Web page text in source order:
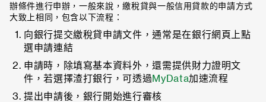
辦條件進行申辦，一般來說，繳稅貸與一般信用貸款的申請方式
大致上相同，包含以下流程：
向銀行提交繳稅貸申請文件，通常是在銀行網頁上點
選申請連結
申請時，除填寫基本資料外，還需提供財力證明文
件，若選擇渣打銀行，可透過MyData加速流程
提出申請後，銀行開始進行審核